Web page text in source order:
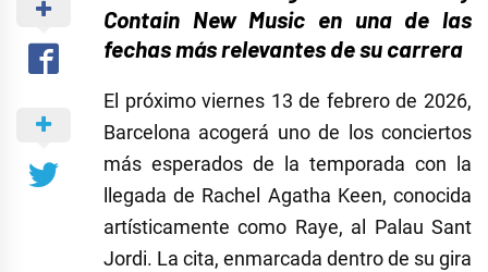
Contain New Music en una de las
fechas más relevantes de su carrera
El próximo viernes 13 de febrero de 2026,
Barcelona acogerá uno de los conciertos
más esperados de la temporada con la
llegada de Rachel Agatha Keen, conocida
artísticamente como Raye, al Palau Sant
Jordi. La cita, enmarcada dentro de su gira